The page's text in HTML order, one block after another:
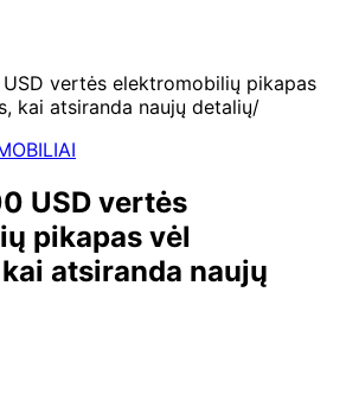
USD vertės elektromobilių pikapas
kai atsiranda naujų detalių
USD vertės
pikapas vėl
atsiranda naujų